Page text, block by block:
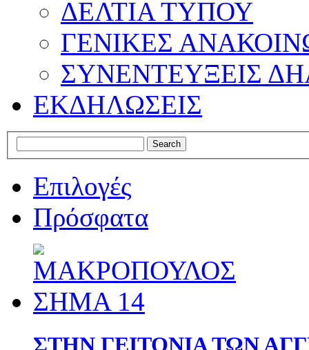
ΔΕΛΤΙΑ ΤΥΠΟΥ
ΓΕΝΙΚΕΣ
ΣΥΝΕΝΤΕΥΞΕΙΣ
ΕΚΔΗΛΩΣΕΙΣ
Επιλογές
Πρόσφατα
ΣΤΗΝ ΓΕΙΤΟΝΙΑ ΤΩΝ